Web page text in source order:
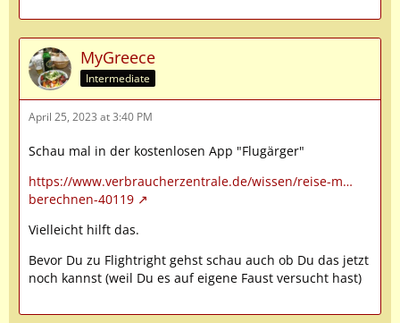
MyGreece
Intermediate
April 25, 2023 at 3:40 PM
Schau mal in der kostenlosen App "Flugärger"
https://www.verbraucherzentrale.de/wissen/reise-m…
berechnen-40119
Vielleicht hilft das.
Bevor Du zu Flightright gehst schau auch ob Du das jetzt
noch kannst (weil Du es auf eigene Faust versucht hast)